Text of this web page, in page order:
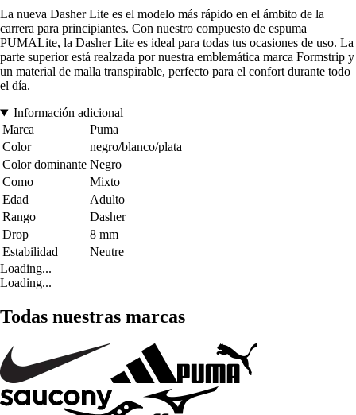
La nueva Dasher Lite es el modelo más rápido en el ámbito de la
carrera para principiantes. Con nuestro compuesto de espuma
PUMALite, la Dasher Lite es ideal para todas tus ocasiones de uso. La
parte superior está realzada por nuestra emblemática marca Formstrip y
un material de malla transpirable, perfecto para el confort durante todo
el día.
Información adicional
Marca
Puma
Color
negro/blanco/plata
Color dominante Negro
Como
Mixto
Edad
Adulto
Rango
Dasher
Drop
8 mm
Estabilidad
Neutre
Loading...
Loading...
Todas nuestras marcas